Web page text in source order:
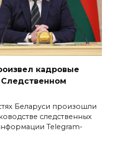
кадровые
Следственном
Беларуси произошли
следственных
Telegram-